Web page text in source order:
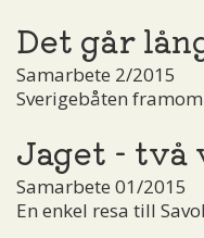
Det går
Samarbete 2/2015
Sverigebåten
Jaget - två
Samarbete 01/2015
En enkel resa till